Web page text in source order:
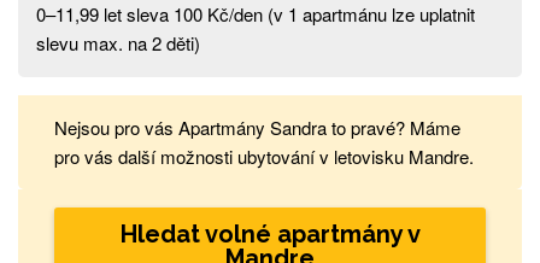
0–11,99 let sleva 100 Kč/den (v 1 apartmánu lze uplatnit
slevu max. na 2 děti)
Nejsou pro vás Apartmány Sandra to pravé? Máme
pro vás další možnosti ubytování v letovisku Mandre.
Hledat volné apartmány v